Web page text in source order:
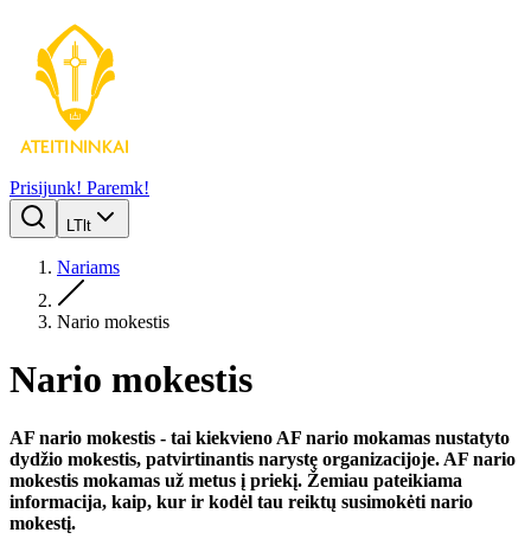
Prisijunk! Paremk!
LT lt
Nariams
Nario mokestis
Nario mokestis
AF nario mokestis - tai kiekvieno AF nario mokamas nustatyto
dydžio mokestis, patvirtinantis narystę organizacijoje. AF nario
mokestis mokamas už metus į priekį. Žemiau pateikiama
informacija, kaip, kur ir kodėl tau reiktų susimokėti nario
mokestį.